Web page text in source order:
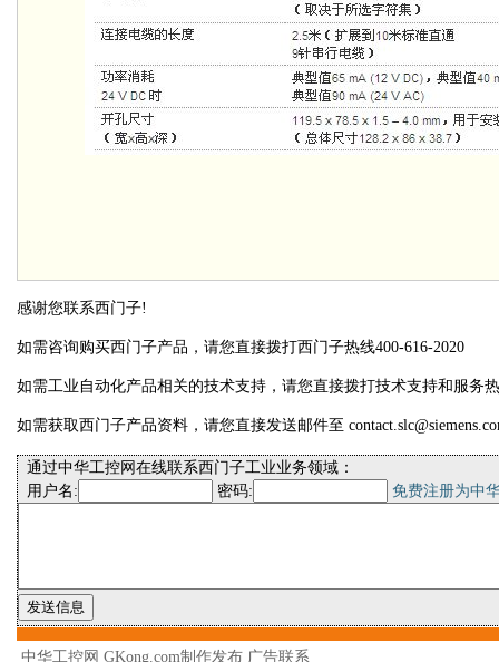
感谢您联系西门子!
如需咨询购买西门子产品，请您直接拨打西门子热线400-616-2020
如需工业自动化产品相关的技术支持，请您直接拨打技术支持和服务热
如需获取西门子产品资料，请您直接发送邮件至
通过中华工控网在线联系西门子工业业务领域：
用户名:
密码: 免费注册为中
中华工控网 GKong.com制作发布 广告联系